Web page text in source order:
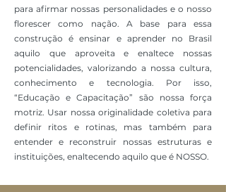
para afirmar nossas personalidades e o nosso
florescer como nação. A base para essa
construção é ensinar e aprender no Brasil
aquilo que aproveita e enaltece nossas
potencialidades, valorizando a nossa cultura,
conhecimento e tecnologia. Por isso,
“Educação e Capacitação” são nossa força
motriz. Usar nossa originalidade coletiva para
definir ritos e rotinas, mas também para
entender e reconstruir nossas estruturas e
instituições, enaltecendo aquilo que é NOSSO.